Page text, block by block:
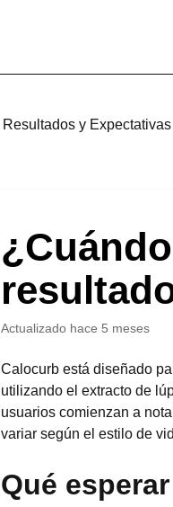
Resultados y Expectativas
Actualizado hace 5 meses
Calocurb está diseñado
utilizando el extracto de
usuarios comienzan a
variar según el estilo de
Qué